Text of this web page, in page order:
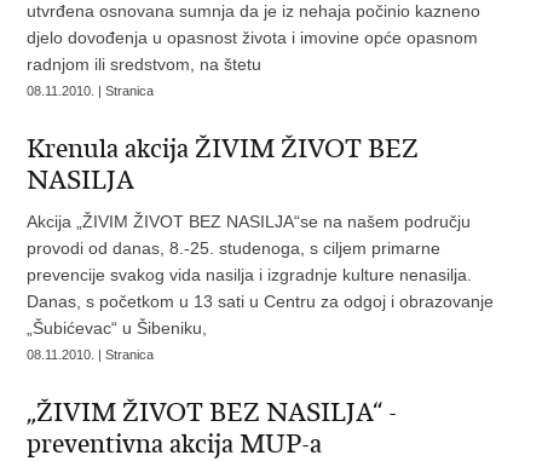
utvrđena osnovana sumnja da je iz nehaja počinio kazneno
djelo dovođenja u opasnost života i imovine opće opasnom
radnjom ili sredstvom, na štetu
08.11.2010. | Stranica
Krenula akcija ŽIVIM ŽIVOT BEZ
NASILJA
Akcija „ŽIVIM ŽIVOT BEZ NASILJA“se na našem području
provodi od danas, 8.-25. studenoga, s ciljem primarne
prevencije svakog vida nasilja i izgradnje kulture nenasilja.
Danas, s početkom u 13 sati u Centru za odgoj i obrazovanje
„Šubićevac“ u Šibeniku,
08.11.2010. | Stranica
„ŽIVIM ŽIVOT BEZ NASILJA“ -
preventivna akcija MUP-a